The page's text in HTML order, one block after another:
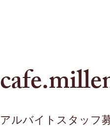
アルバイトスタッフ